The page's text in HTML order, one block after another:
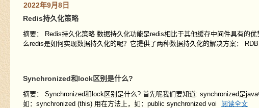
2022年9月8日
Redis持久化策略
摘要： Redis持久化策略 数据持久化功能是redis相比于其他缓存中间件具有的
么redis是如何实现数据持久化的呢？它提供了两种数据持久化的解决方案：
Synchronized和lock区别是什么?
摘要： Synchronized和lock区别是什么? 首先呢我们要知道: synchronized是
如：synchronized (this) 用在方法上，如：public synchronized voi
阅读全文